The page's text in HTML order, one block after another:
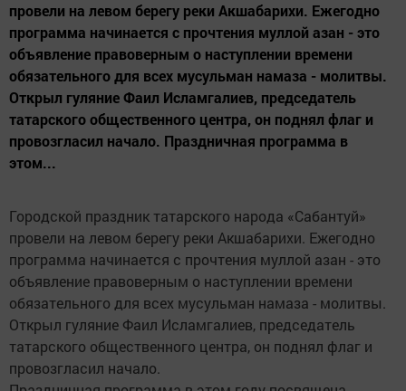
провели на левом берегу реки Акшабарихи. Ежегодно
программа начинается с прочтения муллой азан - это
объявление правоверным о наступлении времени
обязательного для всех мусульман намаза - молитвы.
Открыл гуляние Фаил Исламгалиев, председатель
татарского общественного центра, он поднял флаг и
провозгласил начало. Праздничная программа в
этом...
Городской праздник татарского народа «Сабантуй»
провели на левом берегу реки Акшабарихи. Ежегодно
программа начинается с прочтения муллой азан - это
объявление правоверным о наступлении времени
обязательного для всех мусульман намаза - молитвы.
Открыл гуляние Фаил Исламгалиев, председатель
татарского общественного центра, он поднял флаг и
провозгласил начало.